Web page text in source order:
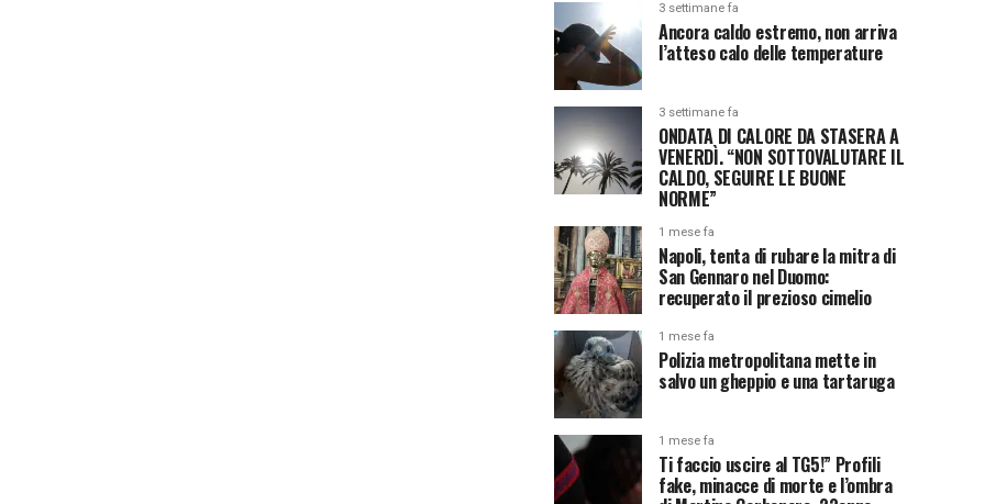
3 settimane fa
Ancora caldo estremo, non arriva
l’atteso calo delle temperature
3 settimane fa
ONDATA DI CALORE DA STASERA A
VENERDÌ. “NON SOTTOVALUTARE IL
CALDO, SEGUIRE LE BUONE
NORME”
1 mese fa
Napoli, tenta di rubare la mitra di
San Gennaro nel Duomo:
recuperato il prezioso cimelio
1 mese fa
Polizia metropolitana mette in
salvo un gheppio e una tartaruga
1 mese fa
Ti faccio uscire al TG5!” Profili
fake, minacce di morte e l’ombra